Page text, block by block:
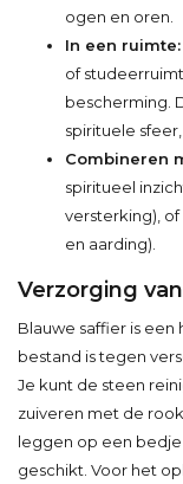
ogen en oren.
In een ruimte:
of
bescherming.
spirituele
Combineren
spiritueel
versterking), of
en aarding).
Verzorging
Blauwe saffier is
bestand is tegen
Je kunt de steen
zuiveren met de
leggen op een bedje
geschikt. Voor het